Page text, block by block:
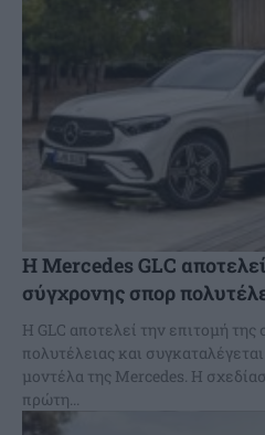
Η Mercedes GLC
σύγχρονης σπορ
Η GLC αποτελεί την επιτομή
πολυτέλειας και
μοντέλα της Mercedes. Η
πρώτη...